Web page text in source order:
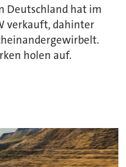
Deutschland hat im
verkauft, dahinter
holen auf.